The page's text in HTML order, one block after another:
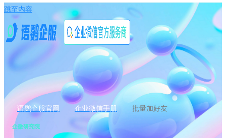
跳至内容
语鹦企服官网 企业微信手册 批量加好友
企微研究院